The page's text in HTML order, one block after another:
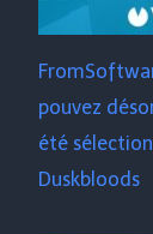
pouvez
été
Duskbloods